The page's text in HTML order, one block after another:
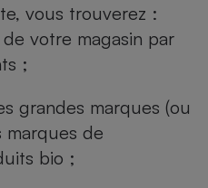
vous trouverez :
votre magasin par
;
grandes marques (ou
marques de
bio ;